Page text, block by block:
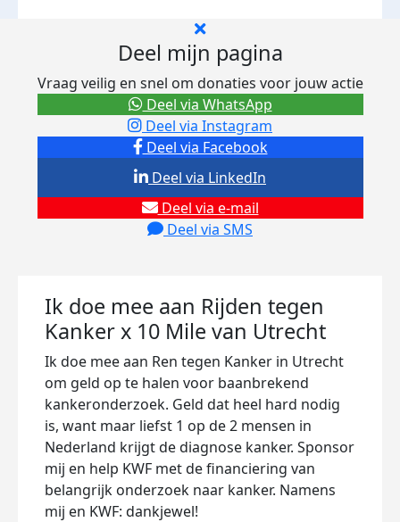
Deel mijn pagina
Vraag veilig en snel om donaties voor jouw actie
Deel via Facebook
Deel via Instagram
Deel via e-mail
Deel via SMS
Deel via LinkedIn
Deel via WhatsApp
Ik doe mee aan Rijden tegen
Kanker x 10 Mile van Utrecht
Ik doe mee aan Ren tegen Kanker in Utrecht
om geld op te halen voor baanbrekend
kankeronderzoek. Geld dat heel hard nodig
is, want maar liefst 1 op de 2 mensen in
Nederland krijgt de diagnose kanker. Sponsor
mij en help KWF met de financiering van
belangrijk onderzoek naar kanker. Namens
mij en KWF: dankjewel!